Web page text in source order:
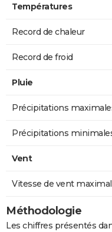
Températures
Record de chaleur
Record de froid
Pluie
Précipitations
Précipitations
Vent
Vitesse de vent
Méthodologie
Les chiffres présentés